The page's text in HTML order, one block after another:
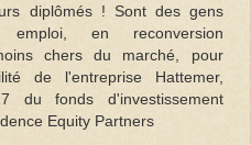
diplômés ! Sont des gens
en reconversion
chers du marché, pour
de l'entreprise Hattemer,
du fonds d'investissement
Equity Partners